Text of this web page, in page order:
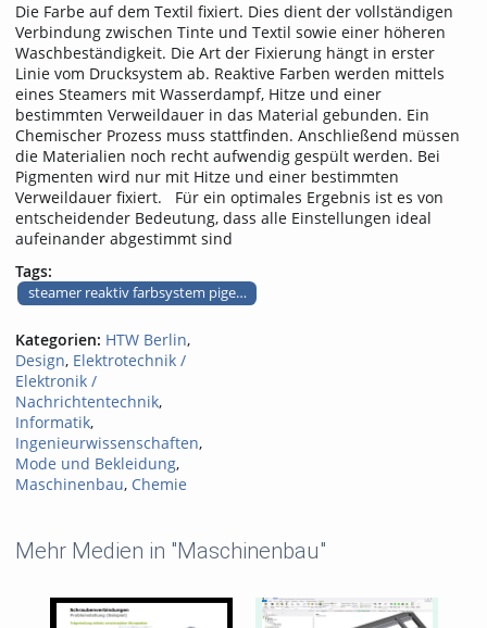
Die Farbe auf dem Textil fixiert. Dies dient der vollständigen
Verbindung zwischen Tinte und Textil sowie einer höheren
Waschbeständigkeit. Die Art der Fixierung hängt in erster
Linie vom Drucksystem ab. Reaktive Farben werden mittels
eines Steamers mit Wasserdampf, Hitze und einer
bestimmten Verweildauer in das Material gebunden. Ein
Chemischer Prozess muss stattfinden. Anschließend müssen
die Materialien noch recht aufwendig gespült werden. Bei
Pigmenten wird nur mit Hitze und einer bestimmten
Verweildauer fixiert. Für ein optimales Ergebnis ist es von
entscheidender Bedeutung, dass alle Einstellungen ideal
aufeinander abgestimmt sind
Tags:
steamer reaktiv farbsystem pigement
Kategorien: HTW Berlin,
Design, Elektrotechnik /
Elektronik /
Nachrichtentechnik,
Informatik,
Ingenieurwissenschaften,
Mode und Bekleidung,
Maschinenbau, Chemie
Mehr Medien in "Maschinenbau"